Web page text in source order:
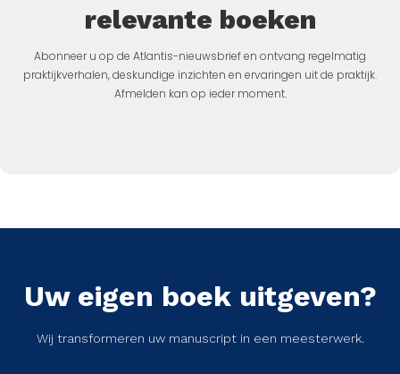
relevante boeken
Abonneer u op de Atlantis-nieuwsbrief en ontvang regelmatig
praktijkverhalen, deskundige inzichten en ervaringen uit de praktijk.
Afmelden kan op ieder moment.
Uw eigen boek uitgeven?
Wij transformeren uw manuscript in een meesterwerk.